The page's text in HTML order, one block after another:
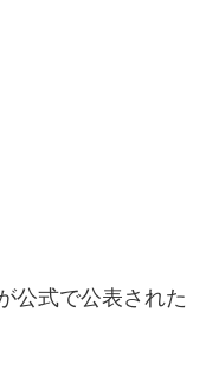
公式で公表された